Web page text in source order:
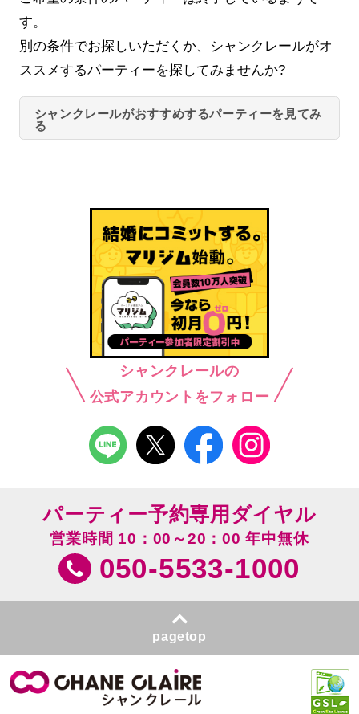
す。
別の条件でお探しいただくか、シャンクレールがオ
ススメするパーティーを探してみませんか?
シャンクレールがおすすめするパーティーを見てみ
る
シャンクレールの
公式アカウントをフォロー
パーティー予約専用ダイヤル
営業時間 10：00～20：00 年中無休
050-5533-1000
pagetop